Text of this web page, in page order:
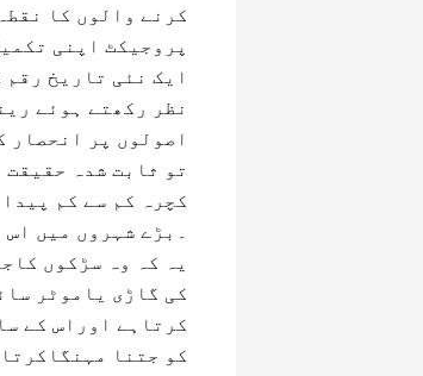
کرنے والوں کا
پروجیکٹ اپنی
ایک نئی تاریخ
نظر رکھتے ہوئے
اصولوں پر انحصار
تو ثابت شدہ
کچرہ کم سے کم
۔بڑے شہروں میں
یہ کہ وہ سڑکوں
کی گاڑی یاموٹر
کرتاہے اوراس کے
کو جتنا